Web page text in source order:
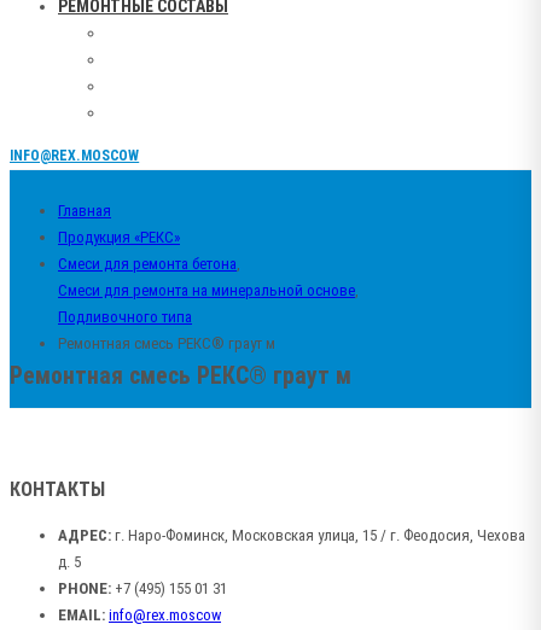
РЕМОНТНЫЕ СОСТАВЫ
INFO@REX.MOSCOW
Главная
Продукция «РЕКС»
Смеси для ремонта бетона
Смеси для ремонта на минеральной основе
Подливочного типа
Ремонтная смесь РЕКС® граут м
Ремонтная смесь РЕКС® граут м
КОНТАКТЫ
АДРЕС: г. Наро-Фоминск, Московская улица, 15 / г. Феодосия, Чехова
д. 5
PHONE: +7 (495) 155 01 31
EMAIL: info@rex.moscow